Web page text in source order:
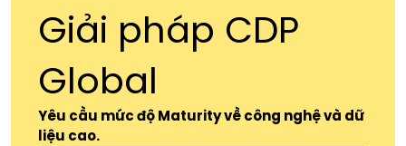
Giải pháp CDP
Global
Yêu cầu mức độ Maturity về công nghệ và dữ
liệu cao.